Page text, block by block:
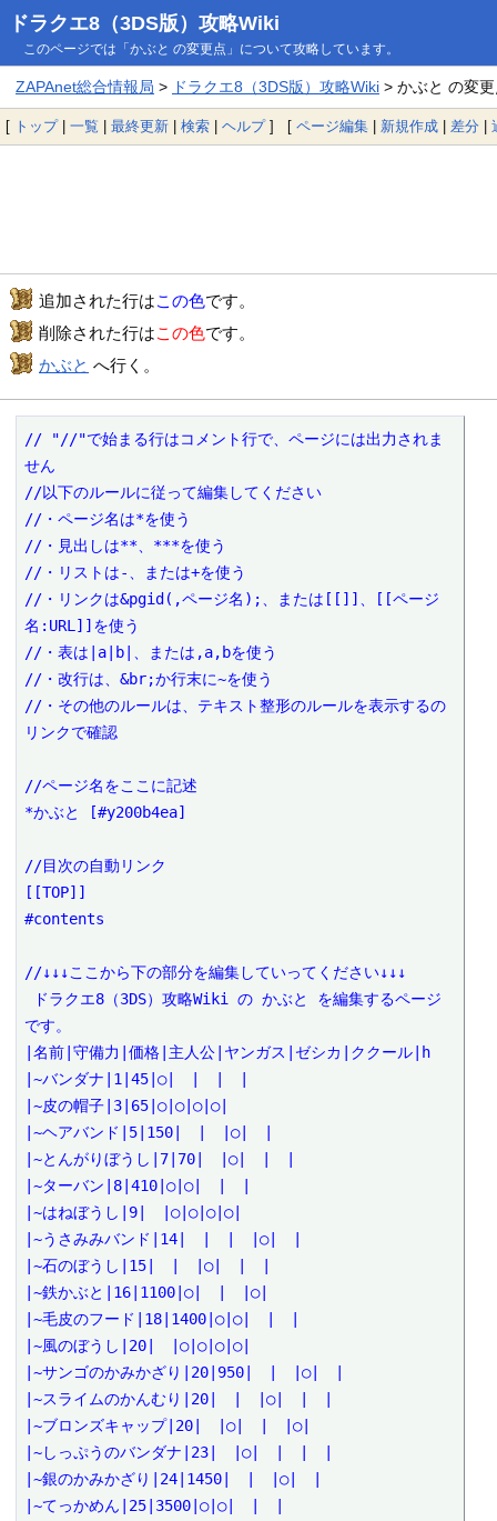
ドラクエ8（3DS版）攻略Wiki
このページでは「かぶと の変更点」について攻略しています。
ZAPAnet総合情報局 > ドラクエ8（3DS版）攻略Wiki> かぶと の変
[ トップ| 一覧 | 最終更新 | 検索 | ヘルプ] [ ページ編集 | 新規作成 | 差分 |
追加された行はこの色です。
削除された行はこの色です。
かぶと へ行く。
// "//"で始まる行はコメント行で、ページには出力されま
せん
//以下のルールに従って編集してください
//・ページ名は*を使う
//・見出しは**、***を使う
//・リストは-、または+を使う
//・リンクは&pgid(,ページ名);、または[[]]、[[ページ
名:URL]]を使う
//・表は|a|b|、または,a,bを使う
//・改行は、&br;か行末に~を使う
//・その他のルールは、テキスト整形のルールを表示するの
リンクで確認
//ページ名をここに記述
*かぶと [#y200b4ea]
//目次の自動リンク
[[TOP]]
#contents
//↓↓↓ここから下の部分を編集していってください↓↓↓
です。
|名前|守備力|価格|主人公|ヤンガス|ゼシカ|ククール|h
|~バンダナ|1|45|○|　|　|　|
|~皮の帽子|3|65|○|○|○|○|
|~ヘアバンド|5|150|　|　|○|　|
|~とんがりぼうし|7|70|　|○|　|　|
|~ターバン|8|410|○|○|　|　|
|~はねぼうし|9|　|○|○|○|○|
|~うさみみバンド|14|　|　|　|○|　|
|~石のぼうし|15|　|　|○|　|　|
|~鉄かぶと|16|1100|○|　|　|○|
|~毛皮のフード|18|1400|○|○|　|　|
|~風のぼうし|20|　|○|○|○|○|
|~サンゴのかみかざり|20|950|　|　|○|　|
|~スライムのかんむり|20|　|　|○|　|　|
|~ブロンズキャップ|20|　|○|　|　|○|
|~しっぷうのバンダナ|23|　|○|　|　|　|
|~銀のかみかざり|24|1450|　|　|○|　|
|~てっかめん|25|3500|○|○|　|　|